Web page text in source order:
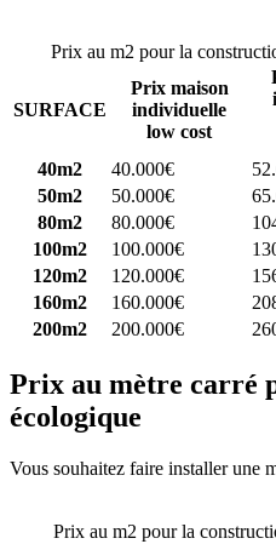
Prix au m2 pour la
SURFACE
Prix maison
individuelle
low cost
40m2
40.000€
50m2
50.000€
80m2
80.000€
100m2
100.000€
120m2
120.000€
160m2
160.000€
200m2
200.000€
Prix au mètre carré
écologique
Vous souhaitez faire installer une
Prix au m2 pour la